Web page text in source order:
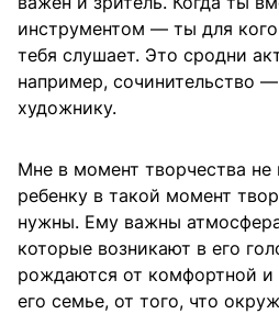
инструментом — ты для
тебя слушает. Это сродни
например, сочинительство
художнику.
Мне в момент творчества
ребенку в такой момент
нужны. Ему важны
которые возникают в его
рождаются от комфортной и
его семье, от того, что